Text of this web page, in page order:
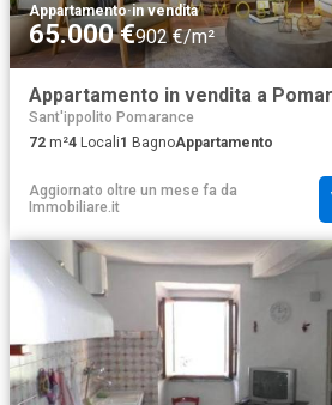
Appartamento·in vendita
65.000 €902 €/m²
Appartamento in vendita a
Sant'ippolito Pomarance
72 m²4 Locali1 BagnoAppartamento
Aggiornato oltre un mese fa da
Immobiliare.it